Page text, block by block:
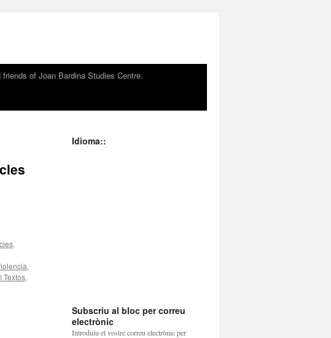
of Joan Bardina Studies Centre.
,
,
Textos,
Idioma::
Subscriu al bloc per correu
electrònic
Introduïu el vostre correu electrònic per